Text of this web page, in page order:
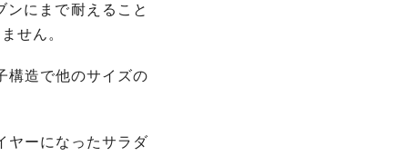
にまで耐えること
せん。
構造で他のサイズの
ヤーになったサラダ